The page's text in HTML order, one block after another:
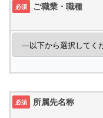
必須 ご職業・職種
必須 所属先名称